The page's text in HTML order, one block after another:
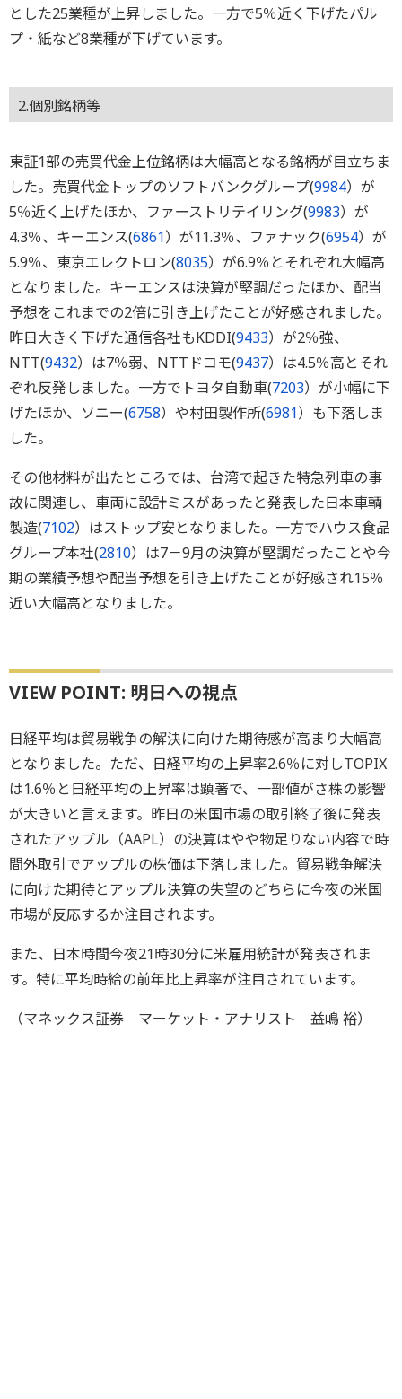
とした25業種が上昇しました。一方で5％近く下げたパル
プ・紙など8業種が下げています。
2.個別銘柄等
東証1部の売買代金上位銘柄は大幅高となる銘柄が目立ちま
した。売買代金トップのソフトバンクグループ(9984）が
5％近く上げたほか、ファーストリテイリング(9983）が
4.3％、キーエンス(6861）が11.3％、ファナック(6954）が
5.9％、東京エレクトロン(8035）が6.9％とそれぞれ大幅高
となりました。キーエンスは決算が堅調だったほか、配当
予想をこれまでの2倍に引き上げたことが好感されました。
昨日大きく下げた通信各社もKDDI(9433）が2％強、
NTT(9432）は7％弱、NTTドコモ(9437）は4.5％高とそれ
ぞれ反発しました。一方でトヨタ自動車(7203）が小幅に下
げたほか、ソニー(6758）や村田製作所(6981）も下落しま
した。
その他材料が出たところでは、台湾で起きた特急列車の事
故に関連し、車両に設計ミスがあったと発表した日本車輌
製造(7102）はストップ安となりました。一方でハウス食品
グループ本社(2810）は7－9月の決算が堅調だったことや今
期の業績予想や配当予想を引き上げたことが好感され15％
近い大幅高となりました。
VIEW POINT: 明日への視点
日経平均は貿易戦争の解決に向けた期待感が高まり大幅高
となりました。ただ、日経平均の上昇率2.6％に対しTOPIX
は1.6％と日経平均の上昇率は顕著で、一部値がさ株の影響
が大きいと言えます。昨日の米国市場の取引終了後に発表
されたアップル（AAPL）の決算はやや物足りない内容で時
間外取引でアップルの株価は下落しました。貿易戦争解決
に向けた期待とアップル決算の失望のどちらに今夜の米国
市場が反応するか注目されます。
また、日本時間今夜21時30分に米雇用統計が発表されま
す。特に平均時給の前年比上昇率が注目されています。
（マネックス証券 マーケット・アナリスト 益嶋 裕）